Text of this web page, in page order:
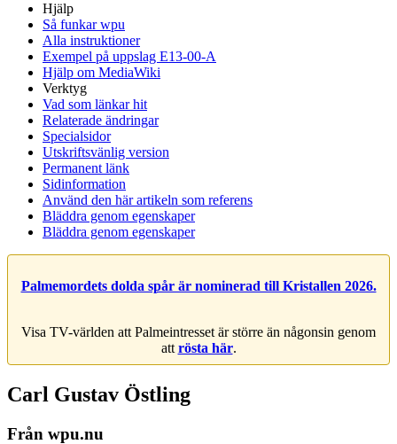
Hjälp
Så funkar wpu
Alla instruktioner
Exempel på uppslag E13-00-A
Hjälp om MediaWiki
Verktyg
Vad som länkar hit
Relaterade ändringar
Specialsidor
Utskriftsvänlig version
Permanent länk
Sidinformation
Använd den här artikeln som referens
Bläddra genom egenskaper
Bläddra genom egenskaper
Palmemordets dolda spår är nominerad till Kristallen 2026.
Visa TV-världen att Palmeintresset är större än någonsin genom
att rösta här.
Carl Gustav Östling
Från wpu.nu